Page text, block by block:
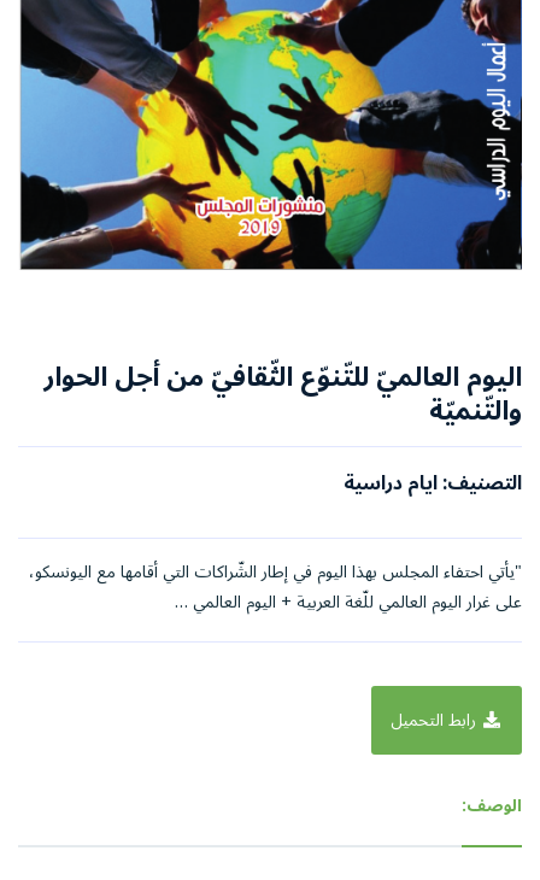
اليوم العالميّ للتّنوّع الثّقافيّ من أجل الحوار
والتّنميّة
التصنيف: ايام دراسية
"يأتي احتفاء المجلس بهذا اليوم في إطار الشّراكات التي أقامها مع اليونسكو،
على غرار اليوم العالمي للّغة العربية + اليوم العالمي …
رابط التحميل
الوصف: